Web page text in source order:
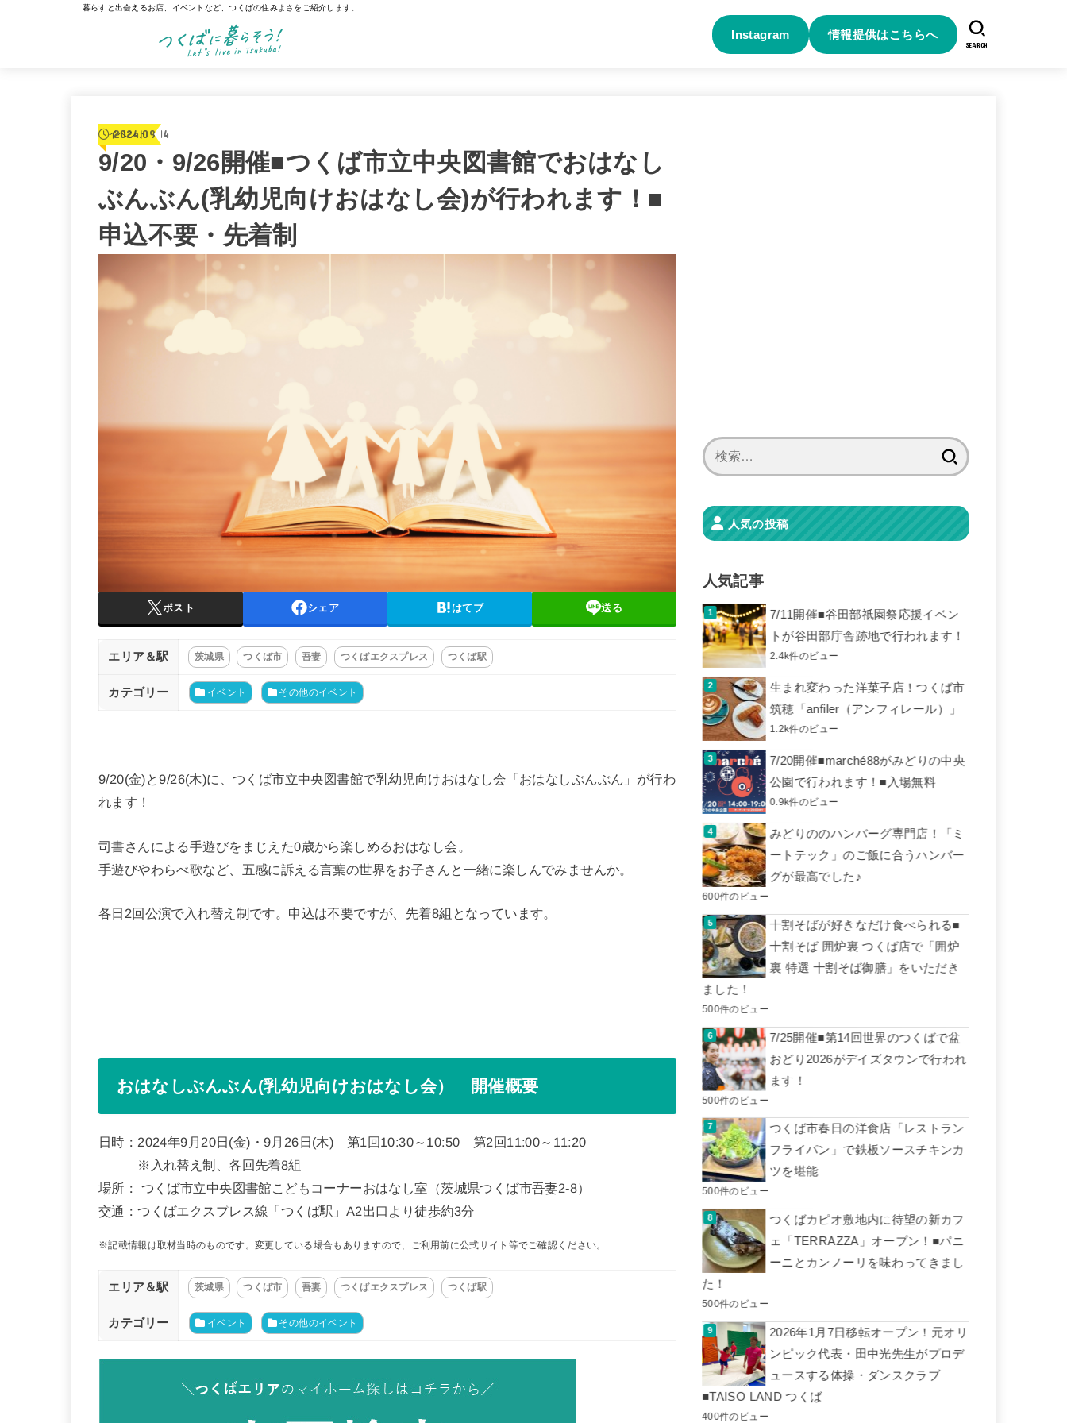
暮らすと出会えるお店、イベントなど、つくばの住みよさをご紹介します。
Instagram 情報提供はこちらへ
SEARCH
イベント
2024.09.14
9/20・9/26開催■つくば市立中央図書館でおはなし
ぶんぶん(乳幼児向けおはなし会)が行われます！■
申込不要・先着制
ポスト シェア はてブ 送る
エリア＆駅 茨城県 つくば市 吾妻 つくばエクスプレス つくば駅
カテゴリー イベント その他のイベント
9/20(金)と9/26(木)に、つくば市立中央図書館で乳幼児向けおはなし会「おはなしぶんぶん」が行わ
れます！
司書さんによる手遊びをまじえた0歳から楽しめるおはなし会。
手遊びやわらべ歌など、五感に訴える言葉の世界をお子さんと一緒に楽しんでみませんか。
各日2回公演で入れ替え制です。申込は不要ですが、先着8組となっています。
おはなしぶんぶん(乳幼児向けおはなし会） 開催概要
日時：2024年9月20日(金)・9月26日(木) 第1回10:30～10:50 第2回11:00～11:20
※入れ替え制、各回先着8組
場所： つくば市立中央図書館こどもコーナーおはなし室（茨城県つくば市吾妻2-8）
交通：つくばエクスプレス線「つくば駅」A2出口より徒歩約3分
※記載情報は取材当時のものです。変更している場合もありますので、ご利用前に公式サイト等でご確認ください。
エリア＆駅 茨城県 つくば市 吾妻 つくばエクスプレス つくば駅
カテゴリー イベント その他のイベント
人気の投稿
人気記事
7/11開催■谷田部祇園祭応援イベン
トが谷田部庁舎跡地で行われます！
2.4k件のビュー
生まれ変わった洋菓子店！つくば市
筑穂「anfiler（アンフィレール）」
1.2k件のビュー
7/20開催■marché88がみどりの中央
公園で行われます！■入場無料
0.9k件のビュー
みどりののハンバーグ専門店！「ミ
ートテック」のご飯に合うハンバー
グが最高でした♪
600件のビュー
十割そばが好きなだけ食べられる■
十割そば 囲炉裏 つくば店で「囲炉
裏 特選 十割そば御膳」をいただき
ました！
500件のビュー
7/25開催■第14回世界のつくばで盆
おどり2026がデイズタウンで行われ
ます！
500件のビュー
つくば市春日の洋食店「レストラン
フライパン」で鉄板ソースチキンカ
ツを堪能
500件のビュー
つくばカピオ敷地内に待望の新カフ
ェ「TERRAZZA」オープン！■パニ
ーニとカンノーリを味わってきまし
た！
500件のビュー
2026年1月7日移転オープン！元オリ
ンピック代表・田中光先生がプロデ
ュースする体操・ダンスクラブ
■TAISO LAND つくば
400件のビュー